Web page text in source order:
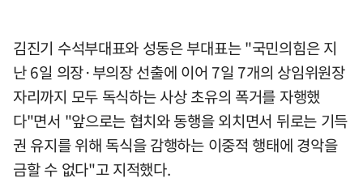
김진기 수석부대표와 성동은 부대표는 "국민의힘은 지
난 6일 의장·부의장 선출에 이어 7일 7개의 상임위원장
자리까지 모두 독식하는 사상 초유의 폭거를 자행했
다"면서 "앞으로는 협치와 동행을 외치면서 뒤로는 기득
권 유지를 위해 독식을 감행하는 이중적 행태에 경악을
금할 수 없다"고 지적했다.